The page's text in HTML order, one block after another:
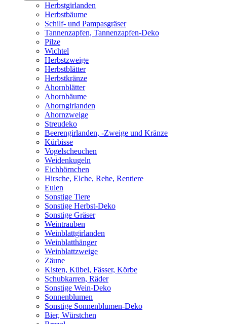
Herbstgirlanden
Herbstbäume
Schilf- und Pampasgräser
Tannenzapfen, Tannenzapfen-Deko
Pilze
Wichtel
Herbstzweige
Herbstblätter
Herbstkränze
Ahornblätter
Ahornbäume
Ahorngirlanden
Ahornzweige
Streudeko
Beerengirlanden, -Zweige und Kränze
Kürbisse
Vogelscheuchen
Weidenkugeln
Eichhörnchen
Hirsche, Elche, Rehe, Rentiere
Eulen
Sonstige Tiere
Sonstige Herbst-Deko
Sonstige Gräser
Weintrauben
Weinblattgirlanden
Weinblatthänger
Weinblattzweige
Zäune
Kisten, Kübel, Fässer, Körbe
Schubkarren, Räder
Sonstige Wein-Deko
Sonnenblumen
Sonstige Sonnenblumen-Deko
Bier, Würstchen